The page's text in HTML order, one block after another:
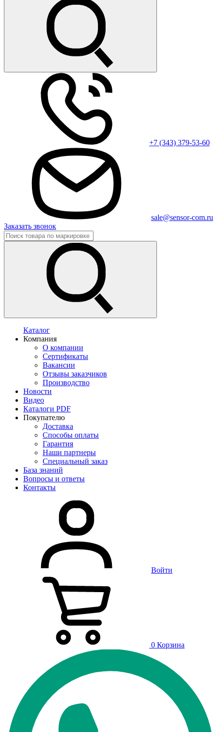
+7 (343) 379-53-60
sale@sensor-com.ru
Заказать звонок
Каталог
Компания
О компании
Сертификаты
Вакансии
Отзывы заказчиков
Производство
Новости
Видео
Каталоги PDF
Покупателю
Доставка
Способы оплаты
Гарантия
Наши партнеры
Специальный заказ
База знаний
Вопросы и ответы
Контакты
Войти
0 Корзина